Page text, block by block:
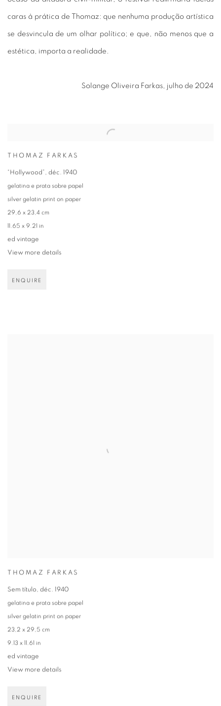
caras à prática de Thomaz: que nenhuma produção artística
se desvincula de um olhar político; e que, não menos que a
estética, importa a realidade.
Solange Oliveira Farkas, julho de 2024
THOMAZ FARKAS
“Hollywood”, déc. 1940
gelatina e prata sobre papel
silver gelatin print on paper
29,6 x 23,4 cm
11.65 x 9.21 in
ed vintage
View more details
ENQUIRE
THOMAZ FARKAS
Sem título, déc. 1940
gelatina e prata sobre papel
silver gelatin print on paper
23,2 x 29,5 cm
9.13 x 11.61 in
ed vintage
View more details
ENQUIRE